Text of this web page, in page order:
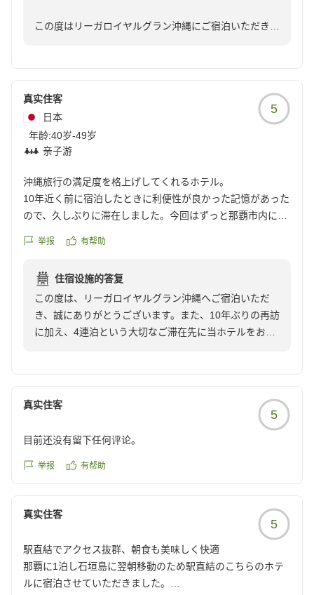
この度はリーガロイヤルグラン沖縄にご宿泊いただき、
立地やお部屋、サービス、朝食、そしてスタッフの対応
に至るまで、「全て何もかも良かった」とのお言葉を頂
戴し、大変光栄に存じます。スタッフ一同、心より嬉し
く拝見いたしました。
さらに、「次も必ず泊まりたいと思うホテルでした」と
のお言葉に加え、すでに次回のご予約もいただいている
とのこと、これ以上ない励みでございます。次回も変わ
う、より一層サービスの向上に努めて参ります。
再びお会いできます日をスタッフ一同、心より楽しみに
お待ち申し上げております。お気をつけてお越しくださ
いませ。
真实住客
日本
年龄:40岁-49岁
亲子游
5
沖縄旅行の満足度を格上げしてくれるホテル。
10年近く前に宿泊したときに利便性が良かった記憶があった
ので、久しぶりに滞在しました。今回はずっと那覇市内に宿
のがあるのかな。紅芋なのか、丸くて小さい天ぷらがモチモ
チでとっても美味しかったです。料理名を見事に忘れて残念
な限りです。サーターアンダギーと一日おきメニューのよう
でした。
オムレツ、オムライス、沖縄そば、カレーは日替わりでいた
し。徒歩圏内にローソン、セブン、ファミマあり。お風呂は
そう。
一度、お掃除していただいてるときに部屋に戻ってしまった
のですが、お風呂だけでそんなに時間かけて掃除していただ
いてるんですね・・・と思うくらい丁寧で、次回も絶対こち
らにお世話になろうと思いました。
举报 有帮助
住宿设施的答复
この度は、リーガロイヤルグラン沖縄へご宿泊いただ
き、誠にありがとうございます。また、10年ぶりの再訪
に加え、4連泊という大切なご滞在先に当ホテルをお選
いただけたようで大変嬉しく存じます。紅芋の天ぷらや
ジーマーミ豆腐など、沖縄の味覚を存分にお楽しみいた
だけたご様子に、調理スタッフ一同も喜びを感じており
様の快適な滞在のために努めておりますが、このような
温かいお言葉をいただけますと、何よりの励みとなりま
す。
那覇空港から車で最短5分・モノレールで約10分、「旭
真实住客
5
目前还没有留下任何评论。
举报 有帮助
真实住客
5
駅直結でアクセス抜群、朝食も美味しく快適
那覇に1泊し石垣島に翌朝移動のため駅直結のこちらのホテ
ルに宿泊させていただきました。